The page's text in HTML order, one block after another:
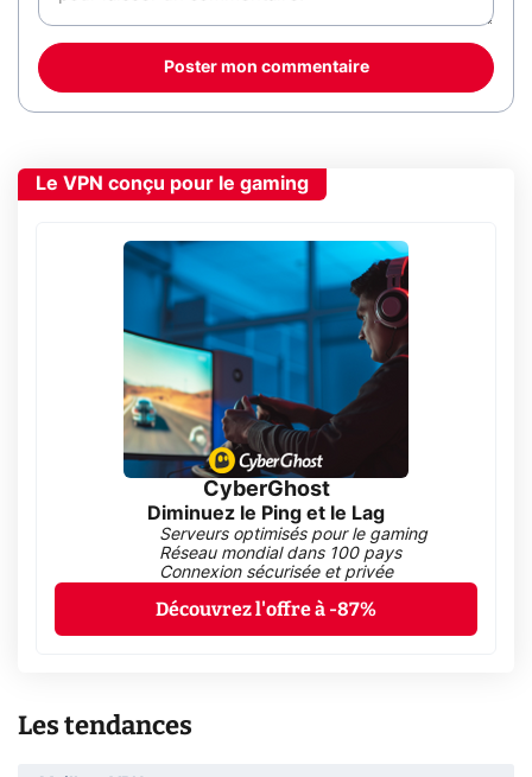
Poster mon commentaire
Le VPN conçu pour le gaming
CyberGhost
Diminuez le Ping et le Lag
Serveurs optimisés pour le gaming
Réseau mondial dans 100 pays
Connexion sécurisée et privée
Découvrez l'offre à -87%
Les tendances